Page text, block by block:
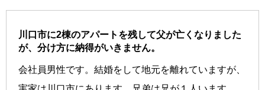
川口市に2棟のアパートを残して父が亡くなりました
が、分け方に納得がいきません。
会社員男性です。結婚をして地元を離れていますが、